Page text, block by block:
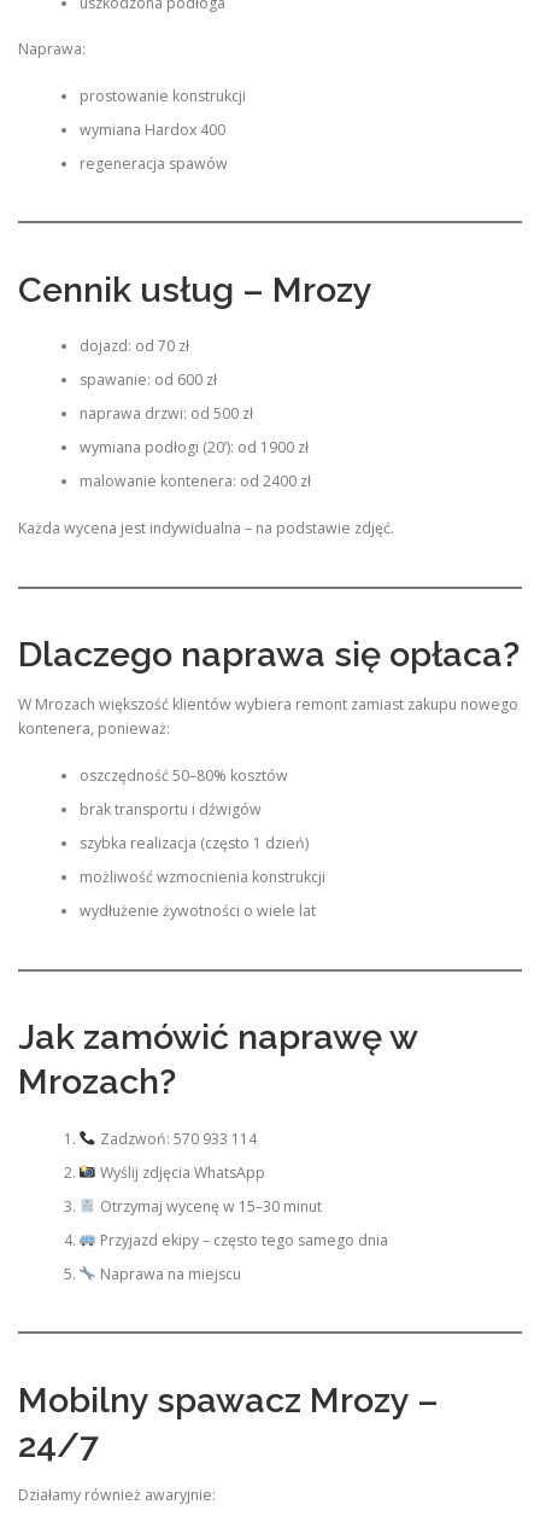
Naprawa:
prostowanie konstrukcji
wymiana Hardox 400
regeneracja spawów
Cennik usług – Mrozy
dojazd: od 70 zł
spawanie: od 600 zł
naprawa drzwi: od 500 zł
wymiana podłogi (20’): od 1900 zł
malowanie kontenera: od 2400 zł
Każda wycena jest indywidualna – na podstawie zdjęć.
Dlaczego naprawa się opłaca?
W Mrozach większość klientów wybiera remont zamiast zakupu nowego
kontenera, ponieważ:
oszczędność 50–80% kosztów
brak transportu i dźwigów
szybka realizacja (często 1 dzień)
możliwość wzmocnienia konstrukcji
wydłużenie żywotności o wiele lat
Jak zamówić naprawę w
Mrozach?
Zadzwoń: 570 933 114
Wyślij zdjęcia WhatsApp
Otrzymaj wycenę w 15–30 minut
Przyjazd ekipy – często tego samego dnia
Naprawa na miejscu
Mobilny spawacz Mrozy –
24/7
Działamy również awaryjnie: